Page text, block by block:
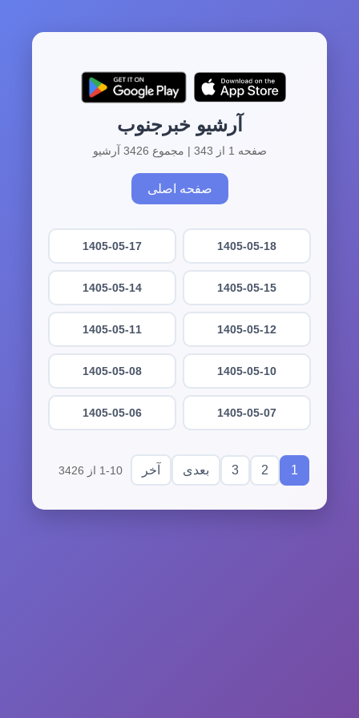
آرشیو خبرجنوب
صفحه 1 از 343 | مجموع 3426 آرشیو
صفحه اصلی
1405-05-18
1405-05-17
1405-05-15
1405-05-14
1405-05-12
1405-05-11
1405-05-10
1405-05-08
1405-05-07
1405-05-06
1
2
3 بعدی آخر 1-10 از 3426